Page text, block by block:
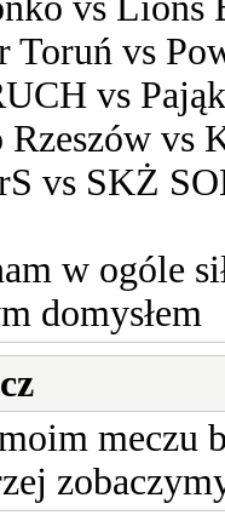
Toruń vs
vs
Rzeszów vs
vs SKŻ
w ogóle
domysłem
meczu